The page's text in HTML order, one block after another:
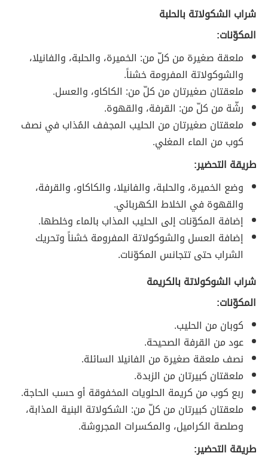
شراب الشكولاتة بالحلبة
المكوّنات:
ملعقة صغيرة من كلّ من: الخميرة، والحلبة، والفانيلا،
والشوكولاتة المفرومة خشناً.
ملعقتان صغيرتان من كلّ من: الكاكاو، والعسل.
رشّة من كلّ من: القرفة، والقهوة.
ملعقتان صغيرتان من الحليب المجفف المُذاب في نصف
كوب من الماء المغلي.
طريقة التحضير:
وضع الخميرة، والحلبة، والفانيلا، والكاكاو، والقرفة،
والقهوة في الخلاط الكهربائي.
إضافة المكوّنات إلى الحليب المذاب بالماء وخلطها.
إضافة العسل والشوكولاتة المفرومة خشناً وتحريك
الشراب حتى تتجانس المكوّنات.
شراب الشوكولاتة بالكريمة
المكوّنات:
كوبان من الحليب.
عود من القرفة الصحيحة.
نصف ملعقة صغيرة من الفانيلا السائلة.
ملعقتان كبيرتان من الزبدة.
ربع كوب من كريمة الحلويات المخفوقة أو حسب الحاجة.
ملعقتان كبيرتان من كلّ من: الشكولاتة البنية المذابة،
وصلصة الكراميل، والمكسرات المجروشة.
طريقة التحضير: